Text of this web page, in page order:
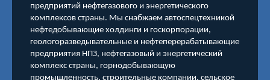
предприятий нефтегазового и энергетического
комплексов страны. Мы снабжаем автоспецтехникой
нефтедобывающие холдинги и госкорпорации,
геологоразведывательные и нефтеперерабатывающие
предприятия НПЗ, нефтегазовый и энергетический
комплекс страны, горнодобывающую
промышленность, строительные компании, сельское